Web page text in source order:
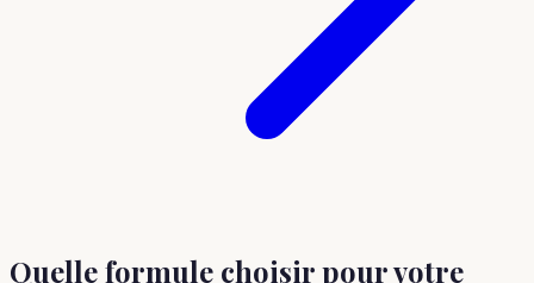
Quelle formule choisirpour votre